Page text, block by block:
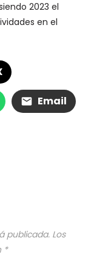
2023 el
en el
Email
publicada. Los
*